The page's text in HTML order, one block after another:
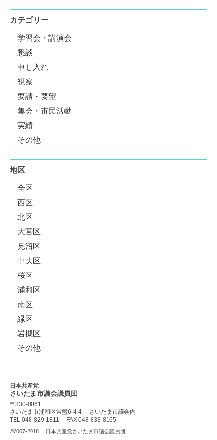
カテゴリー
学習会・講演会
懇談
申し入れ
視察
要請・要望
集会・市民活動
実績
その他
地区
全区
西区
北区
大宮区
見沼区
中央区
桜区
浦和区
南区
緑区
岩槻区
その他
日本共産党
さいたま市議会議員団
〒330-0061
さいたま市浦和区常盤6-4-4
さいたま市議会内
TEL 048-829-1811
FAX 048-833-8165
©2007-2018 日本共産党さいたま市議会議員団